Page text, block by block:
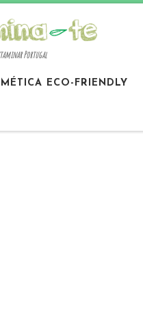
Portugal
ECO-FRIENDLY